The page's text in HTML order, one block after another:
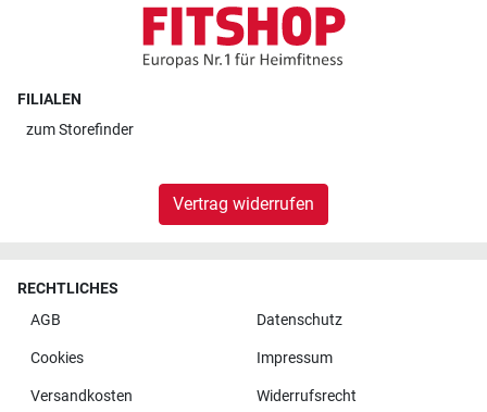
FILIALEN
zumStorefinder
Vertrag widerrufen
RECHTLICHES
AGB
Datenschutz
Cookies Impressum
Versandkosten Widerrufsrecht